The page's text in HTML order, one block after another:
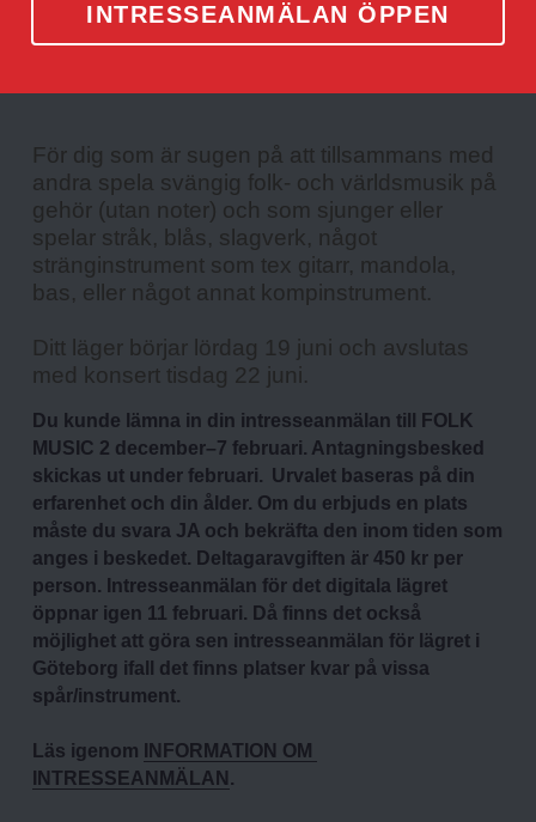
INTRESSEANMÄLAN ÖPPEN
För dig som är sugen på att tillsammans med
andra spela svängig folk- och världsmusik på
gehör (utan noter) och som sjunger eller
spelar stråk, blås, slagverk, något
stränginstrument som tex gitarr, mandola,
bas, eller något annat kompinstrument.
Ditt läger börjar lördag 19 juni och avslutas
med konsert tisdag 22 juni.
Du kunde lämna in din intresseanmälan till FOLK
MUSIC 2 december–7 februari. Antagningsbesked
skickas ut under februari.  Urvalet baseras på din
erfarenhet och din ålder. Om du erbjuds en plats
måste du svara JA och bekräfta den inom tiden som
anges i beskedet. Deltagaravgiften är 450 kr per
person. Intresseanmälan för det digitala lägret
öppnar igen 11 februari. Då finns det också
möjlighet att göra sen intresseanmälan för lägret i
Göteborg ifall det finns platser kvar på vissa
spår/instrument.
Läs igenom
INFORMATION OM
INTRESSEANMÄLAN .